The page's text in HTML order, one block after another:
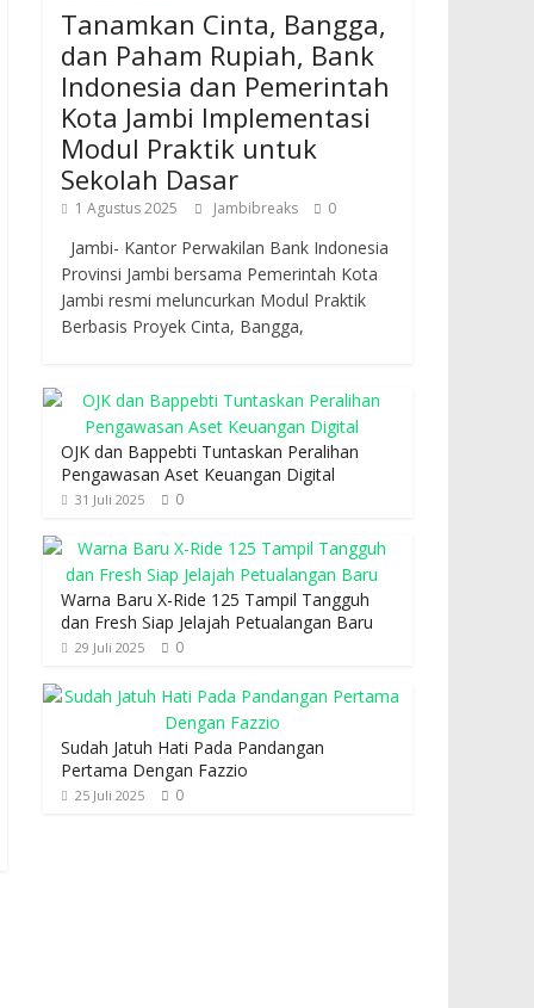
Tanamkan Cinta, Bangga,
dan Paham Rupiah, Bank
Indonesia dan Pemerintah
Kota Jambi Implementasi
Modul Praktik untuk
Sekolah Dasar
1 Agustus 2025 Jambibreaks 0
Jambi- Kantor Perwakilan Bank Indonesia
Provinsi Jambi bersama Pemerintah Kota
Jambi resmi meluncurkan Modul Praktik
Berbasis Proyek Cinta, Bangga,
OJK dan Bappebti Tuntaskan Peralihan
Pengawasan Aset Keuangan Digital
31 Juli 2025 0
Warna Baru X-Ride 125 Tampil Tangguh
dan Fresh Siap Jelajah Petualangan Baru
29 Juli 2025 0
Sudah Jatuh Hati Pada Pandangan
Pertama Dengan Fazzio
25 Juli 2025 0